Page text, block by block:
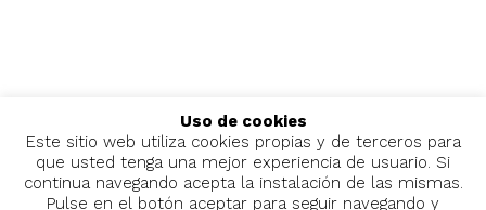
Uso de cookies
Este sitio web utiliza cookies propias y de terceros para
que usted tenga una mejor experiencia de usuario. Si
continua navegando acepta la instalación de las mismas.
Pulse en el botón aceptar para seguir navegando y